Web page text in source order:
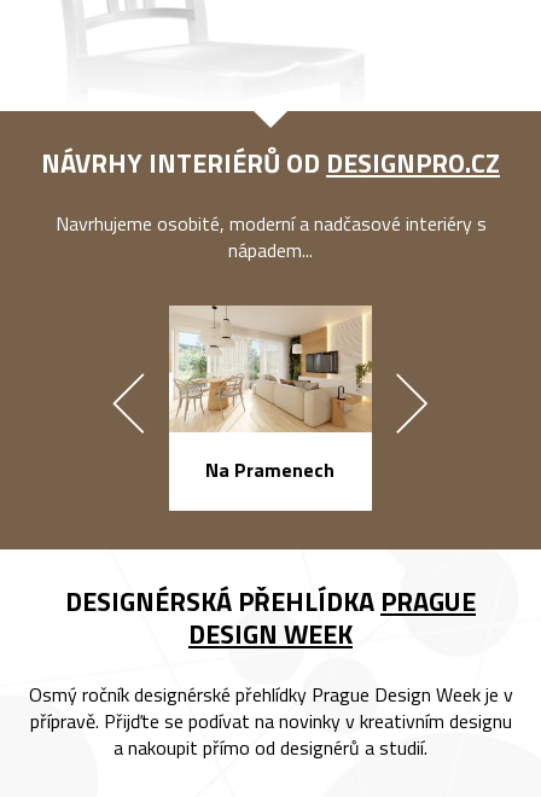
NÁVRHY INTERIÉRŮ OD DESIGNPRO.CZ
Navrhujeme osobité, moderní a nadčasové interiéry s
nápadem...
Na Pramenech
DESIGNÉRSKÁ PŘEHLÍDKA PRAGUE
DESIGN WEEK
Osmý ročník designérské přehlídky Prague Design Week je v
přípravě. Přijďte se podívat na novinky v kreativním designu
a nakoupit přímo od designérů a studií.